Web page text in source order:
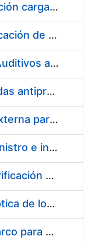
Pliego condiciones optimización cargas compras firmado
Acuerdo marco para la fabricación de piezas
Suministro de Protectores Auditivos a medida para las personas trabajadoras de los Centros de Trabajo de Madrid y Burgos
Suministro de gafas graduadas antiproyecciones para los trabajadores de la FNMT-RCM en los centros de trabajo de Madrid y Burgos
Servicios de una empresa externa para el asesoramiento y resolución de los recursos de alzada que se presentan relacionados con procesos de selección para la FNMT-RCM
Acuerdo marco para el suministro e instalación de persianas, estores y otros complementos
Servicio de Calibración y Verificación Externa de los Equipos de Medición del Servicio de Prevención de la FNMT-RCM
Conexión mediante Fibra Óptica de los Centros de Proceso de Datos (CPDs) de las sedes de la FNMT-RCM de Burgos y Madrid
Contratación de acuerdo marco para el Suministro de Material de Electricidad para la Fábrica Nacional de Moneda y Timbre-Real Casa de la Moneda en su centro de trabajo de Burgos